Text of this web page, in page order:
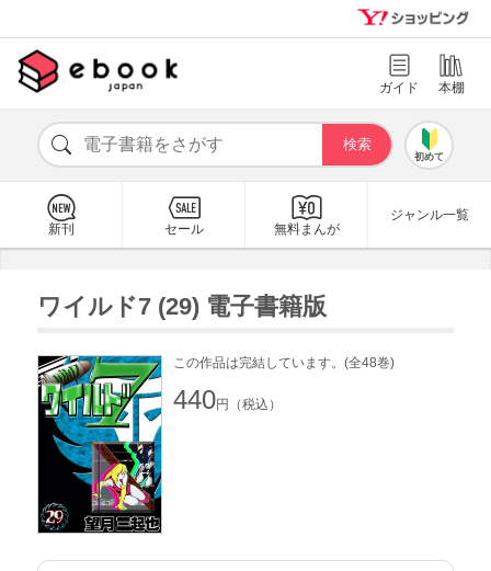
ガイド 本棚
初めて
新刊 セール 無料まんが
ジャンル一覧
ワイルド7 (29) 電子書籍版
この作品は完結しています。(全48巻)
440円（税込）